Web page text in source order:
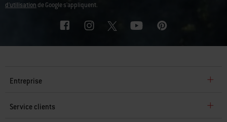
d'utilisation de Google s'appliquent.
Entreprise
Service clients